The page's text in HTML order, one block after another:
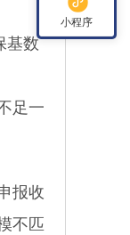
基数
足一
报收
不匹
小程序